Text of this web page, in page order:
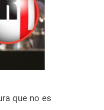
que no es